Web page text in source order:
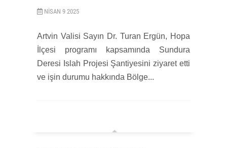
NISAN 9 2025
Artvin Valisi Sayın Dr. Turan Ergün, Hopa
İlçesi programı kapsamında Sundura
Deresi Islah Projesi Şantiyesini ziyaret etti
ve işin durumu hakkında Bölge...